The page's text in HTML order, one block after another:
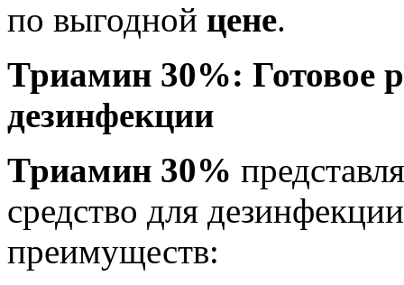
по выгодной цене.
Триамин 30%: Готовое
дезинфекции
Триамин 30%
средство для
преимуществ: